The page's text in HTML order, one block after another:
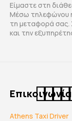
Είμαστε στη
Μέσω τηλεφώνου
τη μεταφορά σας.
και την
Επικοινωνία
Athens Taxi Driver